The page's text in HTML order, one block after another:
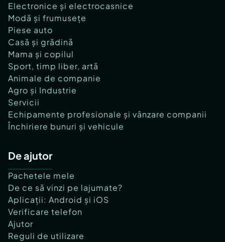
Electronice și electrocasnice
Modă și frumusețe
Piese auto
Casă și grădină
Mama și copilul
Sport, timp liber, artă
Animale de companie
Agro și Industrie
Servicii
Echipamente profesionale și vânzare companii
Închiriere bunuri și vehicule
De ajutor
Pachetele mele
De ce să vinzi pe lajumate?
Aplicații: Android și iOS
Verificare telefon
Ajutor
Reguli de utilizare